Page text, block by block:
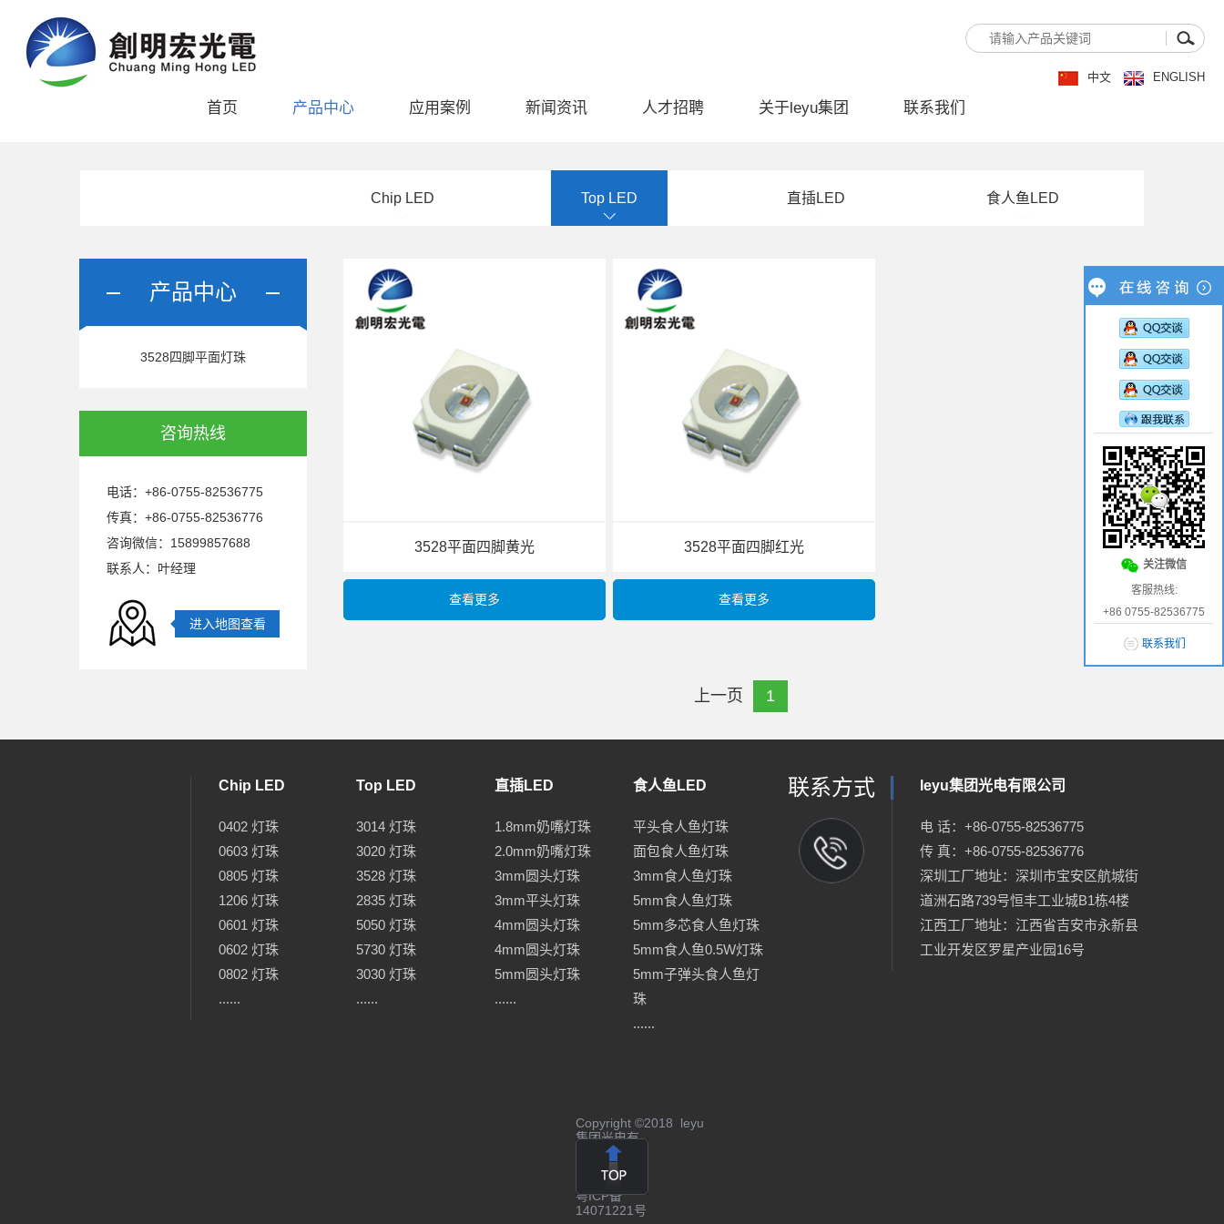
中文 ENGLISH
首页 产品中心 应用案例 新闻资讯 人才招聘 关于leyu集团 联系我们
Chip LED Top LED 直插LED 食人鱼LED
产品中心
3528四脚平面灯珠
咨询热线
电话：+86-0755-82536775
传真：+86-0755-82536776
咨询微信：15899857688
联系人：叶经理
进入地图查看
3528平面四脚黄光
查看更多
3528平面四脚红光
查看更多
上一页 1
Chip LED
0402 灯珠
0603 灯珠
0805 灯珠
1206 灯珠
0601 灯珠
0602 灯珠
0802 灯珠
......
Top LED
3014 灯珠
3020 灯珠
3528 灯珠
2835 灯珠
5050 灯珠
5730 灯珠
3030 灯珠
......
直插LED
1.8mm奶嘴灯珠
2.0mm奶嘴灯珠
3mm圆头灯珠
3mm平头灯珠
4mm圆头灯珠
4mm圆头灯珠
5mm圆头灯珠
......
食人鱼LED
平头食人鱼灯珠
面包食人鱼灯珠
3mm食人鱼灯珠
5mm食人鱼灯珠
5mm多芯食人鱼灯珠
5mm食人鱼0.5W灯珠
5mm子弹头食人鱼灯
珠
......
联系方式 leyu集团光电有限公司
电 话：+86-0755-82536775
传 真：+86-0755-82536776
深圳工厂地址：深圳市宝安区航城街
道洲石路739号恒丰工业城B1栋4楼
江西工厂地址：江西省吉安市永新县
工业开发区罗星产业园16号
Copyright ©2018 leyu
集团光电有
限公司公
司 版权所
粤ICP备
14071221号
关注微信
客服热线:
+86 0755-82536775
联系我们